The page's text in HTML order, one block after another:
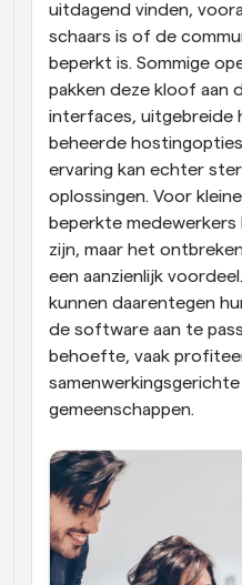
uitdagend vinden,
schaars is of de
beperkt is. Sommige
pakken deze kloof aan
interfaces, uitgebreide
beheerde
ervaring kan echter
oplossingen. Voor
beperkte
zijn, maar het
een aanzienlijk
kunnen daarentegen
de software aan te
behoefte, vaak
gemeenschappen.